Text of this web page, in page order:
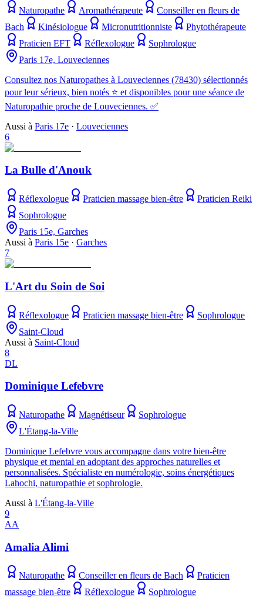
Naturopathe Aromathérapeute
Conseiller en fleurs de
Bach
Kinésiologue Micronutritionniste
Phytothérapeute
Praticien EFT
Réflexologue
Sophrologue
Paris 17e, Louveciennes
Consultez nos Naturopathes à Louveciennes (78430) sélectionnés
pour leur sérieux, bien notés ⭐ et disponibles pour une séance de
Naturopathie proche de Louveciennes. ✅
Aussi à Paris 17e · Louveciennes
6
La Bulle d'Anouk
Réflexologue Praticien massage bien-être
Praticien Reiki
Sophrologue
Paris 15e, Garches
Aussi à Paris 15e · Garches
7
L'Art du Soin de Soi
Réflexologue Praticien massage bien-être
Sophrologue
Saint-Cloud
Aussi à Saint-Cloud
8
DL
Dominique Lefebvre
Naturopathe Magnétiseur
Sophrologue
L'Étang-la-Ville
Dominique Lefebvre vous accompagne dans votre bien-être
physique et mental en adoptant des approches naturelles et
personnalisées. Spécialiste en numérologie, soins énergétiques
Lahochi, naturopathie et sophrologie.
Aussi à L'Étang-la-Ville
9
AA
Amalia Alimi
Naturopathe Conseiller en fleurs de Bach
Praticien
massage bien-être
Réflexologue
Sophrologue